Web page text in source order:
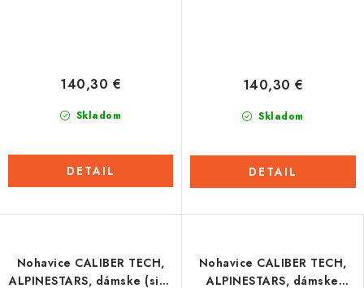
Skladom
140,30 €
DETAIL
Skladom
140,30 €
DETAIL
Nohavice CALIBER TECH,
ALPINESTARS, dámske (sivá
Nohavice CALIBER TECH,
ALPINESTARS, dámske